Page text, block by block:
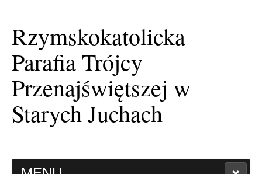
Rzymskokatolicka
Parafia Trójcy
Przenajświętszej w
Starych Juchach